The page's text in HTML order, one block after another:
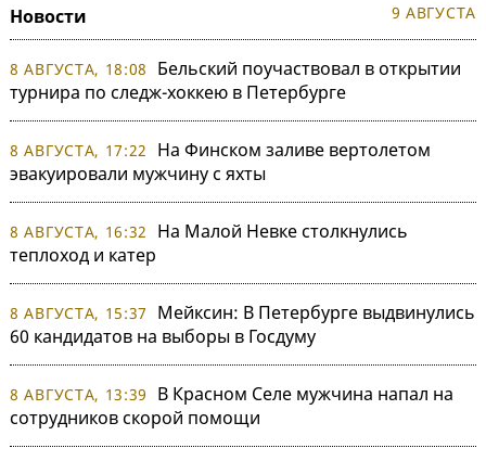
Новости 9 АВГУСТА
8 АВГУСТА, 18:08
Бельский поучаствовал в открытии
турнира по следж-хоккею в Петербурге
8 АВГУСТА, 17:22
На Финском заливе вертолетом
эвакуировали мужчину с яхты
8 АВГУСТА, 16:32
На Малой Невке столкнулись
теплоход и катер
8 АВГУСТА, 15:37
Мейксин: В Петербурге выдвинулись
60 кандидатов на выборы в Госдуму
8 АВГУСТА, 13:39
В Красном Селе мужчина напал на
сотрудников скорой помощи